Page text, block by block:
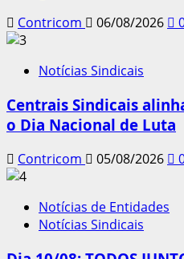
Contricom 06/08/2026
Notícias Sindicais
Centrais Sindicais
o Dia Nacional de Luta
Contricom 05/08/2026
Notícias de Entidades
Notícias Sindicais